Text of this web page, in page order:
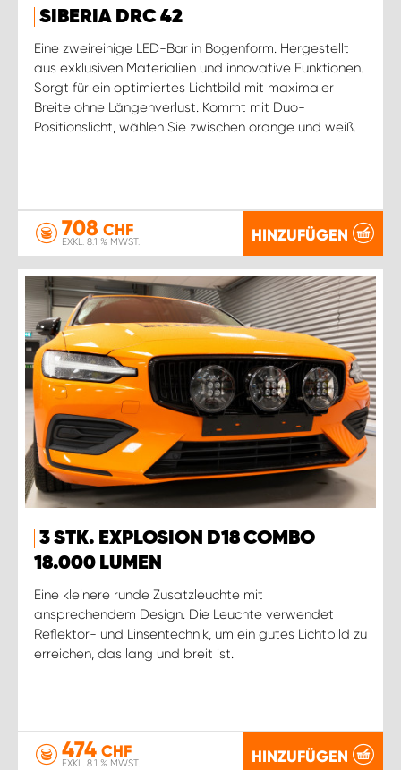
SIBERIA DRC 42
Eine zweireihige LED-Bar in Bogenform. Hergestellt
aus exklusiven Materialien und innovative Funktionen.
Sorgt für ein optimiertes Lichtbild mit maximaler
Breite ohne Längenverlust. Kommt mit Duo-
Positionslicht, wählen Sie zwischen orange und weiß.
708 CHF
EXKL. 8.1 % MWST. HINZUFÜGEN
3 STK. EXPLOSION D18 COMBO
18.000 LUMEN
Eine kleinere runde Zusatzleuchte mit
ansprechendem Design. Die Leuchte verwendet
Reflektor- und Linsentechnik, um ein gutes Lichtbild zu
erreichen, das lang und breit ist.
474 CHF
EXKL. 8.1 % MWST. HINZUFÜGEN